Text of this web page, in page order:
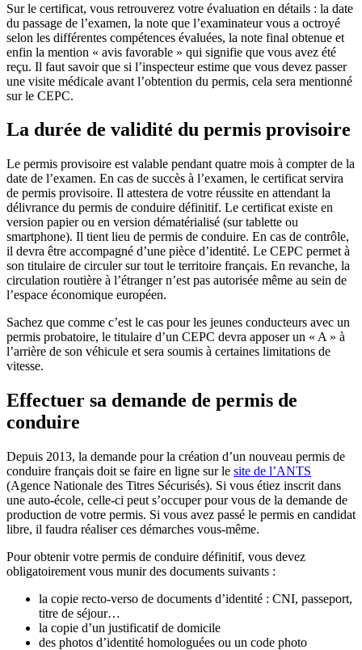
Sur le certificat, vous retrouverez votre évaluation en détails : la date
du passage de l’examen, la note que l’examinateur vous a octroyé
selon les différentes compétences évaluées, la note final obtenue et
enfin la mention « avis favorable » qui signifie que vous avez été
reçu. Il faut savoir que si l’inspecteur estime que vous devez passer
une visite médicale avant l’obtention du permis, cela sera mentionné
sur le CEPC.
La durée de validité du permis provisoire
Le permis provisoire est valable pendant quatre mois à compter de la
date de l’examen. En cas de succès à l’examen, le certificat servira
de permis provisoire. Il attestera de votre réussite en attendant la
délivrance du permis de conduire définitif. Le certificat existe en
version papier ou en version dématérialisé (sur tablette ou
smartphone). Il tient lieu de permis de conduire. En cas de contrôle,
il devra être accompagné d’une pièce d’identité. Le CEPC permet à
son titulaire de circuler sur tout le territoire français. En revanche, la
circulation routière à l’étranger n’est pas autorisée même au sein de
l’espace économique européen.
Sachez que comme c’est le cas pour les jeunes conducteurs avec un
permis probatoire, le titulaire d’un CEPC devra apposer un « A » à
l’arrière de son véhicule et sera soumis à certaines limitations de
vitesse.
Effectuer sa demande de permis de
conduire
Depuis 2013, la demande pour la création d’un nouveau permis de
conduire français doit se faire en ligne sur le site de l’ANTS
(Agence Nationale des Titres Sécurisés). Si vous étiez inscrit dans
une auto-école, celle-ci peut s’occuper pour vous de la demande de
production de votre permis. Si vous avez passé le permis en candidat
libre, il faudra réaliser ces démarches vous-même.
Pour obtenir votre permis de conduire définitif, vous devez
obligatoirement vous munir des documents suivants :
la copie recto-verso de documents d’identité : CNI, passeport,
titre de séjour…
la copie d’un justificatif de domicile
des photos d’identité homologuées ou un code photo